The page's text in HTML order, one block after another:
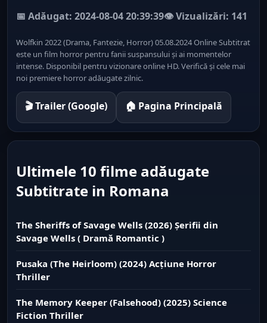
📅 Adăugat: 2024-08-04 20:39:39👁️ Vizualizări: 141
Wolfkin 2022 (Drama, Fantezie, Horror) 05.08.2024 Online Subtitrat
este un film horror pentru fanii suspansului și ai momentelor
intense. Disponibil pentru vizionare online HD. Verifică și cele mai
noi premiere horror adăugate zilnic.
🎬 Trailer (Google) 🏠 Pagina Principală
Ultimele 10 filme adăugate
Subtitrate in Romana
The Sheriffs of Savage Wells (2026) Șerifii din
Savage Wells ( Dramă Romantic )
Pusaka (The Heirloom) (2024) Acțiune Horror
Thriller
The Memory Keeper (Falsehood) (2025) Science
Fiction Thriller